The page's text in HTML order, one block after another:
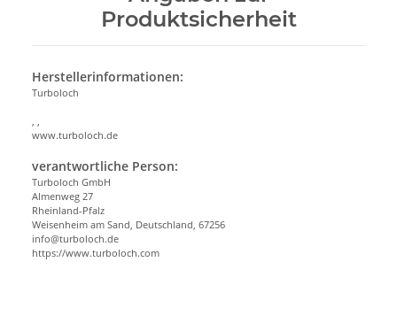
Produktsicherheit
Herstellerinformationen:
Turboloch
www.turboloch.de
verantwortliche Person:
Turboloch GmbH
Almenweg 27
Rheinland-Pfalz
Weisenheim am Sand, Deutschland, 67256
info@turboloch.de
https://www.turboloch.com